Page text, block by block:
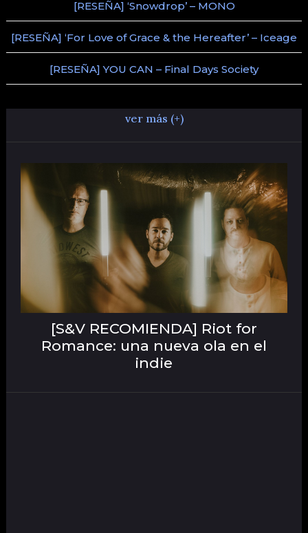
[RESEÑA] ‘Snowdrop’ – MONO
[RESEÑA] ‘For Love of Grace & the Hereafter’ – Iceage
[RESEÑA] YOU CAN – Final Days Society
ver más (+)
[S&V RECOMIENDA] Riot for
Romance: una nueva ola en el
indie